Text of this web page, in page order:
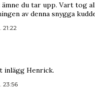
du tar upp. Vart tog
av denna snygga
inlägg Henrick.
23:56